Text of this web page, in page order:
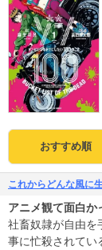
おすすめ順
これからどんな風に
アニメ観て面白か
社畜奴隷が自由を
事に忙殺されてい